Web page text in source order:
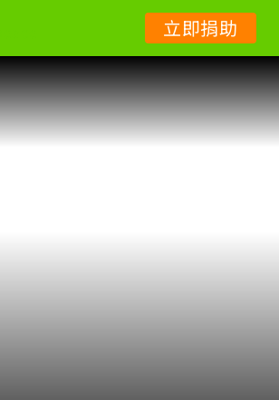
立即捐助